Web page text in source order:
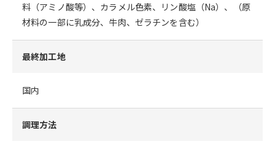
料（アミノ酸等）、カラメル色素、リン酸塩（Na）、（原
材料の一部に乳成分、牛肉、ゼラチンを含む）
最終加工地
国内
調理方法